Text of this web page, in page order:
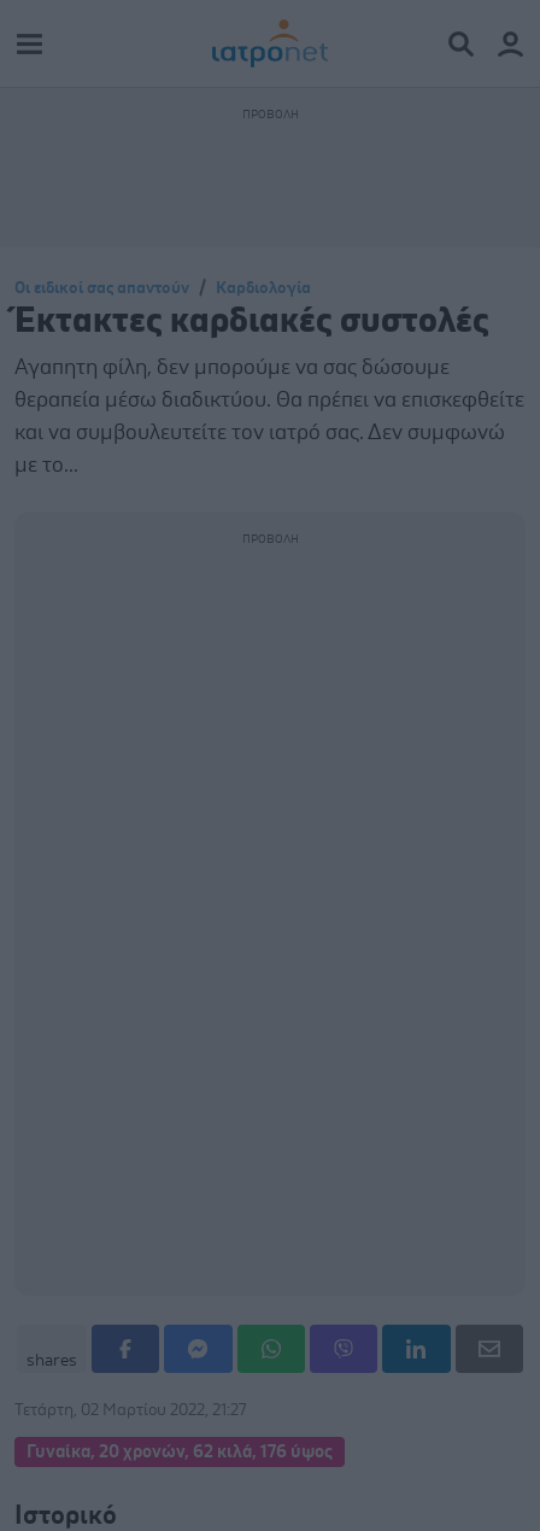
Οι ειδικοί σας απαντούν Καρδιολογία
Έκτακτες καρδιακές συστολές
Αγαπητη φίλη, δεν μπορούμε να σας δώσουμε
θεραπεία μέσω διαδικτύου. Θα πρέπει να επισκεφθείτε
και να συμβουλευτείτε τον ιατρό σας. Δεν συμφωνώ
με το...
shares
Τετάρτη, 02 Μαρτίου 2022, 21:27
Γυναίκα, 20 χρονών, 62 κιλά, 176 ύψος
Ιστορικό